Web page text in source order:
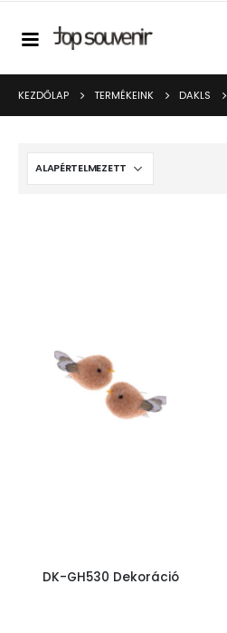
KEZDŐLAP TERMÉKEINK DAKLS
DK-GH530 Dekoráció